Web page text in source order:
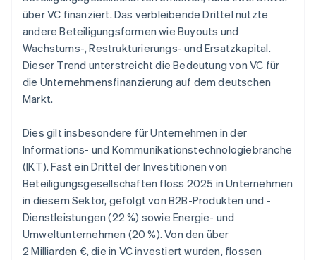
über VC finanziert. Das verbleibende Drittel nutzte
andere Beteiligungsformen wie Buyouts und
Wachstums-, Restrukturierungs- und Ersatzkapital.
Dieser Trend unterstreicht die Bedeutung von VC für
die Unternehmensfinanzierung auf dem deutschen
Markt.
Dies gilt insbesondere für Unternehmen in der
Informations- und Kommunikationstechnologiebranche
(IKT). Fast ein Drittel der Investitionen von
Beteiligungsgesellschaften floss 2025 in Unternehmen
in diesem Sektor, gefolgt von B2B-Produkten und -
Dienstleistungen (22 %) sowie Energie- und
Umweltunternehmen (20 %). Von den über
2 Milliarden €, die in VC investiert wurden, flossen